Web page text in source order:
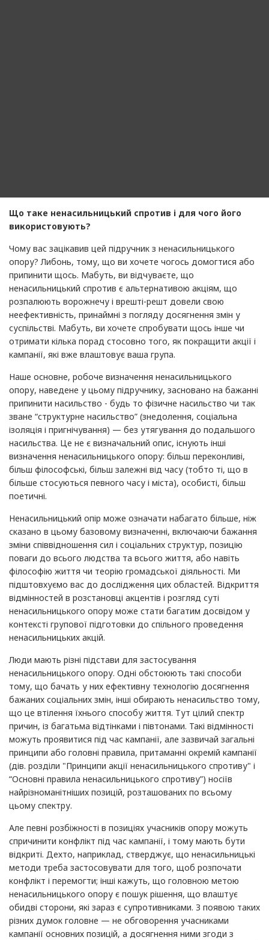
Що таке ненасильницький спротив і для чого його
використовують?
Чому вас зацікавив цей підручник з ненасильницького
опору? Либонь, тому, що ви хочете чогось домогтися або
припинити щось. Мабуть, ви відчуваєте, що
ненасильницький спротив є альтернативою акціям, що
розпалюють ворожнечу і врешті-решт довели свою
неефективність, принаймні з погляду досягнення змін у
суспільстві. Мабуть, ви хочете спробувати щось інше чи
отримати кілька порад стосовно того, як покращити акції і
кампанії, які вже влаштовує ваша група.
Наше основне, робоче визначення ненасильницького
опору, наведене у цьому підручнику, засновано на бажанні
припинити насильство - будь то фізичне насильство чи так
зване “структурне насильство” (знедолення, соціальна
ізоляція і пригнічування) — без утягування до подальшого
насильства. Це не є визначальний опис, існують інші
визначення ненасильницького опору: більш переконливі,
більш філософські, більш залежні від часу (тобто ті, що в
більше стосуються певного часу і міста), особисті, більш
поетичні.
Ненасильницький опір може означати набагато більше, ніж
сказано в цьому базовому визначенні, включаючи бажання
зміни співвідношення сил і соціальних структур, позицію
поваги до всього людства та всього життя, або навіть
філософію життя чи теорію громадської діяльності. Ми
підштовхуємо вас до дослідження цих областей. Відкриття
відмінностей в розстановці акцентів і розгляд суті
ненасильницького опору може стати багатим досвідом у
контексті групової підготовки до спільного проведення
ненасильницьких акцій.
Люди мають різні підстави для застосування
ненасильницького опору. Одні обстоюють такі способи
тому, що бачать у них ефективну технологію досягнення
бажаних соціальних змін, інші обирають ненасильство тому,
що це втілення їхнього способу життя. Тут цілий спектр
причин, із багатьма відтінками і півтонами. Такі відмінності
можуть проявитися під час кампанії, але зазвичай загальні
принципи або головні правила, притаманні окремій кампанії
(дів. розділи "Принципи акції ненасильницького спротиву" і
“Основні правила ненасильницького спротиву”) носіїв
найрізноманітніших позицій, розташованих по всьому
цьому спектру.
Але певні розбіжності в позиціях учасників опору можуть
спричинити конфлікт під час кампанії, і тому мають бути
відкриті. Дехто, наприклад, стверджує, що ненасильницькі
методи треба застосовувати для того, щоб розпочати
конфлікт і перемогти; інші кажуть, що головною метою
ненасильницького опору є пошук рішення, що влаштує
обидві сторони, які зараз є супротивниками. З появою таких
різних думок головне — не обговорення учасниками
кампанії основних позицій, а досягнення ними згоди з